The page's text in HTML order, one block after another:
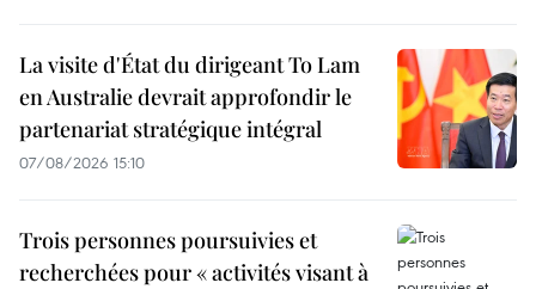
La visite d'État du dirigeant To Lam
en Australie devrait approfondir le
partenariat stratégique intégral
07/08/2026 15:10
Trois personnes poursuivies et
recherchées pour « activités visant à